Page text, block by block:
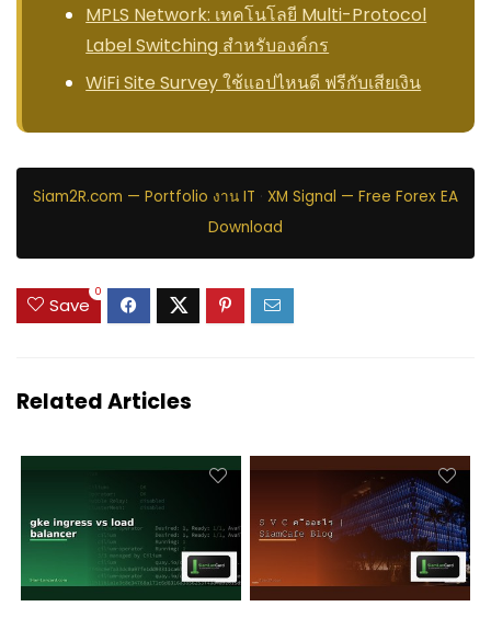
MPLS Network: เทคโนโลยี Multi-Protocol
Label Switching สำหรับองค์กร
WiFi Site Survey ใช้แอปไหนดี ฟรีกับเสียเงิน
Siam2R.com — Portfolio งาน IT · XM Signal — Free Forex EA
Download
Save
0
Related Articles